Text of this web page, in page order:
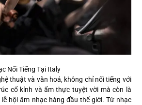
Nổi Tiếng Tại Italy
thuật và văn hoá, không chỉ nổi tiếng với
cổ kính và ẩm thực tuyệt vời mà còn là
hội âm nhạc hàng đầu thế giới. Từ nhạc